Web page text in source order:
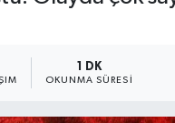
1 DK
OKUNMA SÜRESI